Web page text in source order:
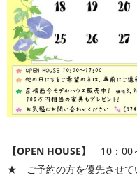
【OPEN HOUSE】
10：00
★ ご予約の方を優先させて